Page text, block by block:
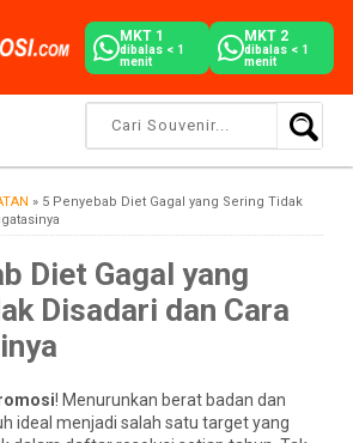
MKT 1
dibalas < 1
menit
MKT 2
dibalas < 1
menit
» 5 Penyebab Diet Gagal yang Sering Tidak
Diet Gagal yang
Disadari dan Cara
! Menurunkan berat badan dan
ideal menjadi salah satu target yang